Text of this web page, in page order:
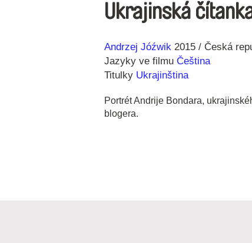
Ukrajinská
Režie
Andrzej Jóźwik
Rok 2015 Česká
Jazyky ve filmu Čeština
Titulky Ukrajinština
Portrét Andrije Bondara,
blogera.